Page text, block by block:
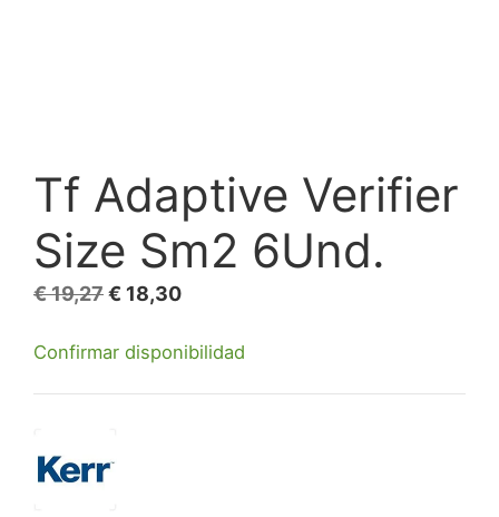
Tf Adaptive Verifier
Size Sm2 6Und.
€19,27El
original
€ 18,30El
actual
Confirmar disponibilidad